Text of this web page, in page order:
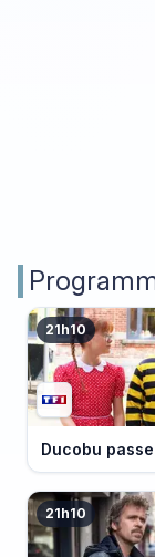
21h10
Ducobu
21h10